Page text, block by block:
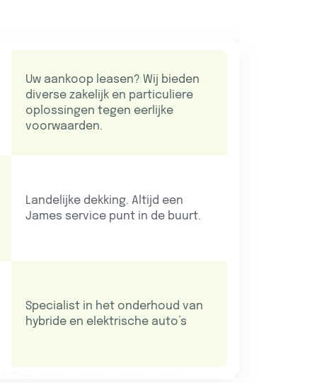
Uw aankoop leasen? Wij bieden
diverse zakelijk en particuliere
oplossingen tegen eerlijke
voorwaarden.
Landelijke dekking. Altijd een
James service punt in de buurt.
Specialist in het onderhoud van
hybride en elektrische auto’s